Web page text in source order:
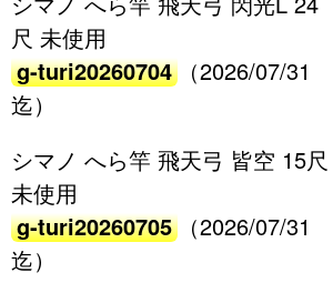
尺 未使用
g-turi20260704
（2026/07/31
迄）
シマノ へら竿 飛天弓 皆空 15尺
未使用
g-turi20260705
（2026/07/31
迄）